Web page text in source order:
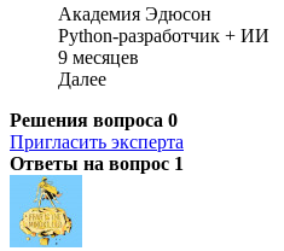
Академия Эдюсон
Python-разработчик + ИИ
9 месяцев
Далее
Решения вопроса 0
Пригласить эксперта
Ответы на вопрос 1